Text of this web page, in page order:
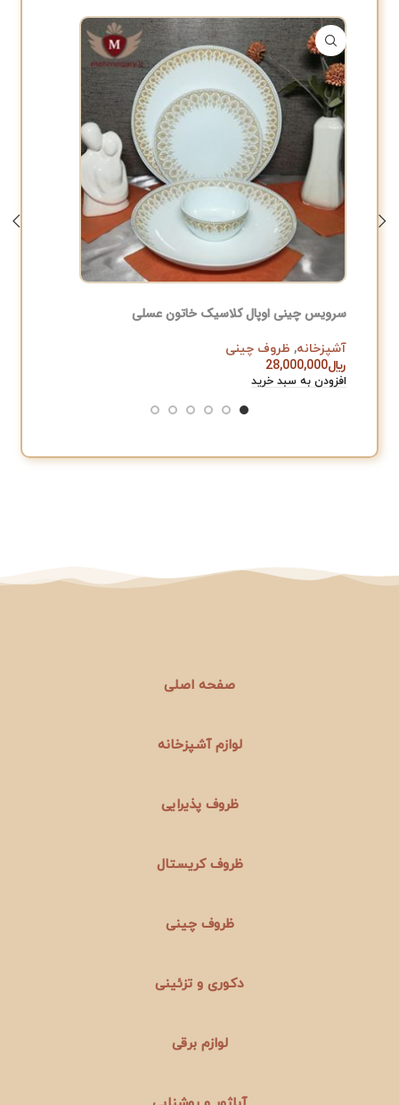
سرویس چینی اوپال کلاسیک خاتون عسلی
آشپزخانه, ظروف چینی
﷼28,000,000
افزودن به سبد خرید
صفحه اصلی
لوازم آشپزخانه
ظروف پذیرایی
ظروف کریستال
ظروف چینی
دکوری و تزئینی
لوازم برقی